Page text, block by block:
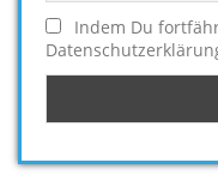
Indem Du